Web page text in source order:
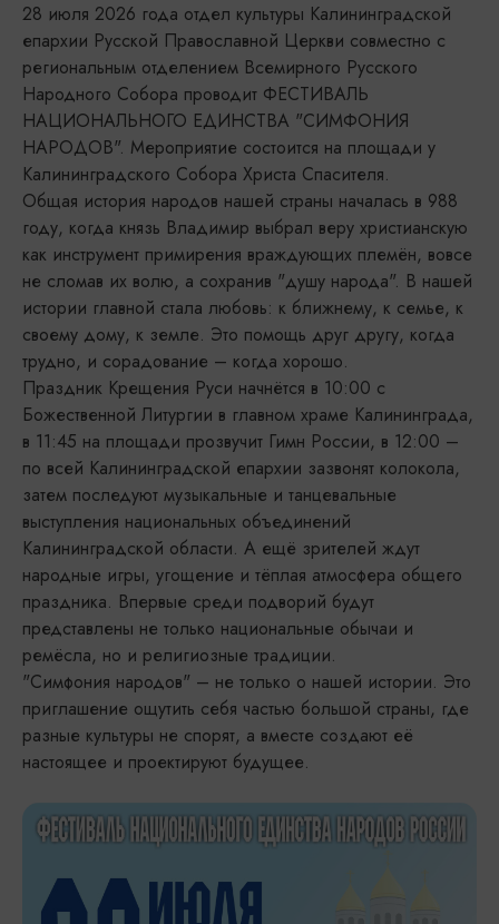
28 июля 2026 года отдел культуры Калининградской
епархии Русской Православной Церкви совместно с
региональным отделением Всемирного Русского
Народного Собора проводит ФЕСТИВАЛЬ
НАЦИОНАЛЬНОГО ЕДИНСТВА "СИМФОНИЯ
НАРОДОВ". Мероприятие состоится на площади у
Калининградского Собора Христа Спасителя.
Общая история народов нашей страны началась в 988
году, когда князь Владимир выбрал веру христианскую
как инструмент примирения враждующих племён, вовсе
не сломав их волю, а сохранив "душу народа". В нашей
истории главной стала любовь: к ближнему, к семье, к
своему дому, к земле. Это помощь друг другу, когда
трудно, и сорадование – когда хорошо.
Праздник Крещения Руси начнётся в 10:00 с
Божественной Литургии в главном храме Калининграда,
в 11:45 на площади прозвучит Гимн России, в 12:00 –
по всей Калининградской епархии зазвонят колокола,
затем последуют музыкальные и танцевальные
выступления национальных объединений
Калининградской области. А ещё зрителей ждут
народные игры, угощение и тёплая атмосфера общего
праздника. Впервые среди подворий будут
представлены не только национальные обычаи и
ремёсла, но и религиозные традиции.
"Симфония народов" – не только о нашей истории. Это
приглашение ощутить себя частью большой страны, где
разные культуры не спорят, а вместе создают её
настоящее и проектируют будущее.